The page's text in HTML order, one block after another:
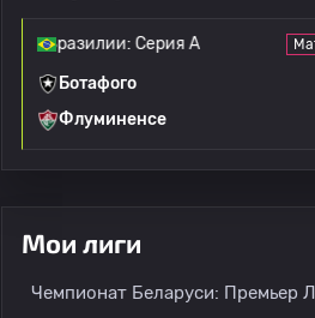
Бразилии: Серия А
Ботафого
Флуминенсе
Мои лиги
Чемпионат Беларуси: Премьер